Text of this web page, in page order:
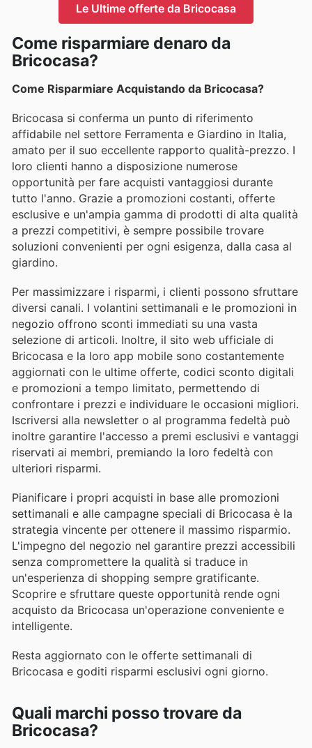
Le Ultime offerte da Bricocasa
Come risparmiare denaro da
Bricocasa?
Come Risparmiare Acquistando da Bricocasa?
Bricocasa si conferma un punto di riferimento
affidabile nel settore Ferramenta e Giardino in Italia,
amato per il suo eccellente rapporto qualità-prezzo. I
loro clienti hanno a disposizione numerose
opportunità per fare acquisti vantaggiosi durante
tutto l'anno. Grazie a promozioni costanti, offerte
esclusive e un'ampia gamma di prodotti di alta qualità
a prezzi competitivi, è sempre possibile trovare
soluzioni convenienti per ogni esigenza, dalla casa al
giardino.
Per massimizzare i risparmi, i clienti possono sfruttare
diversi canali. I volantini settimanali e le promozioni in
negozio offrono sconti immediati su una vasta
selezione di articoli. Inoltre, il sito web ufficiale di
Bricocasa e la loro app mobile sono costantemente
aggiornati con le ultime offerte, codici sconto digitali
e promozioni a tempo limitato, permettendo di
confrontare i prezzi e individuare le occasioni migliori.
Iscriversi alla newsletter o al programma fedeltà può
inoltre garantire l'accesso a premi esclusivi e vantaggi
riservati ai membri, premiando la loro fedeltà con
ulteriori risparmi.
Pianificare i propri acquisti in base alle promozioni
settimanali e alle campagne speciali di Bricocasa è la
strategia vincente per ottenere il massimo risparmio.
L'impegno del negozio nel garantire prezzi accessibili
senza compromettere la qualità si traduce in
un'esperienza di shopping sempre gratificante.
Scoprire e sfruttare queste opportunità rende ogni
acquisto da Bricocasa un'operazione conveniente e
intelligente.
Resta aggiornato con le offerte settimanali di
Bricocasa e goditi risparmi esclusivi ogni giorno.
Quali marchi posso trovare da
Bricocasa?